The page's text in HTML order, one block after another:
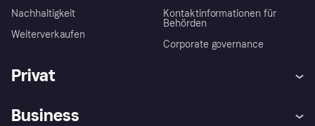
Nachhaltigkeit
Weiterverkaufen
Kontaktinformationen für
Behörden
Corporate governance
Privat
Business